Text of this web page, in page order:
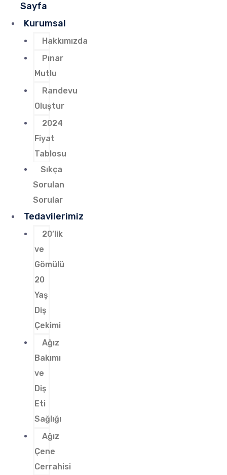
Sayfa
Kurumsal
Hakkımızda
Pınar
Mutlu
Randevu
Oluştur
2024
Fiyat
Tablosu
Sıkça
Sorulan
Sorular
Tedavilerimiz
20’lik
ve
Gömülü
20
Yaş
Diş
Çekimi
Ağız
Bakımı
ve
Diş
Eti
Sağlığı
Ağız
Çene
Cerrahisi